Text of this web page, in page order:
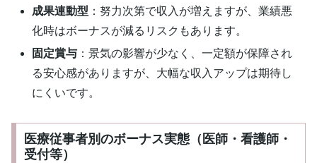
成果連動型 ：努力次第で収入が増えますが、業績悪
化時はボーナスが減るリスクもあります。
固定賞与 ：景気の影響が少なく、一定額が保障され
る安心感がありますが、大幅な収入アップは期待し
にくいです。
医療従事者別のボーナス実態（医師・看護師・
受付等）